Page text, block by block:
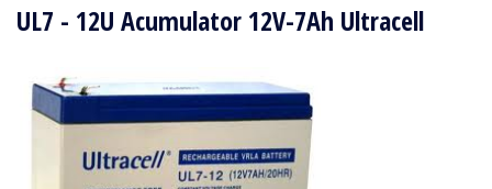
UL7 - 12U Acumulator 12V-7Ah Ultracell